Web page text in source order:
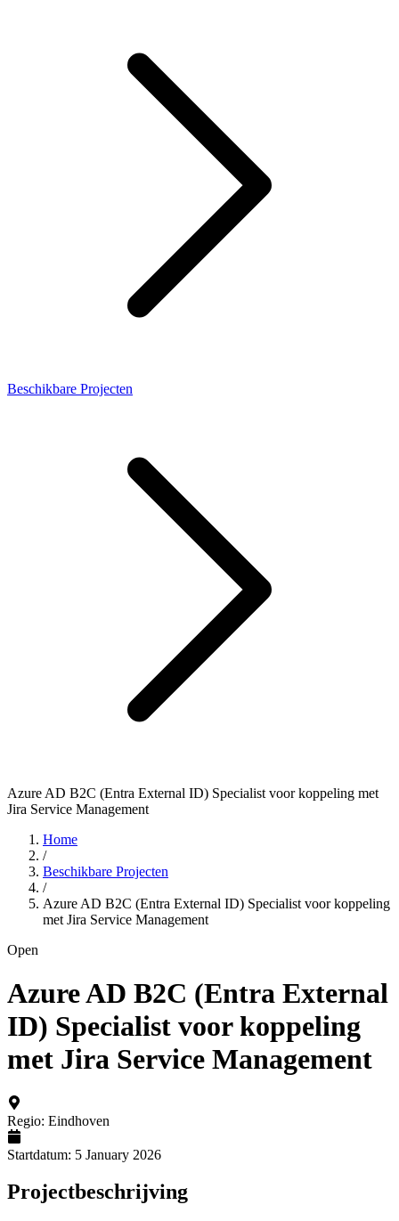
Beschikbare Projecten
Azure AD B2C (Entra External ID) Specialist voor koppeling met
Jira Service Management
Home
/
Beschikbare Projecten
/
Azure AD B2C (Entra External ID) Specialist voor koppeling
met Jira Service Management
Open
Azure AD B2C (Entra External
ID) Specialist voor koppeling
met Jira Service Management
Regio: Eindhoven
Startdatum: 5 January 2026
Projectbeschrijving